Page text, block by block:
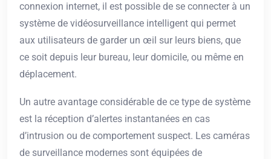
connexion internet, il est possible de se connecter à un
système de vidéosurveillance intelligent qui permet
aux utilisateurs de garder un œil sur leurs biens, que
ce soit depuis leur bureau, leur domicile, ou même en
déplacement.
Un autre avantage considérable de ce type de système
est la réception d’alertes instantanées en cas
d’intrusion ou de comportement suspect. Les caméras
de surveillance modernes sont équipées de